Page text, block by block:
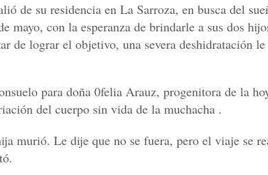
de su residencia en La Sarroza, en busca del
mayo, con la esperanza de brindarle a sus dos
de lograr el objetivo, una severa deshidratación le
para doña 0felia Arauz, progenitora de la
del cuerpo sin vida de la muchacha .
murió. Le dije que no se fuera, pero el viaje se